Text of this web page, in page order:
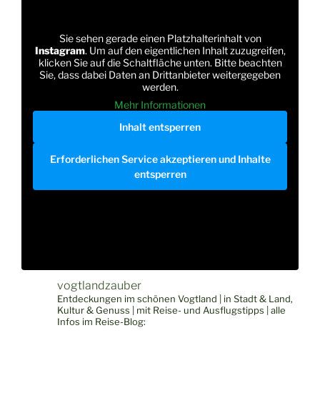
Sie sehen gerade einen Platzhalterinhalt von
Instagram. Um auf den eigentlichen Inhalt zuzugreifen,
klicken Sie auf die Schaltfläche unten. Bitte beachten
Sie, dass dabei Daten an Drittanbieter weitergegeben
werden.
Mehr Informationen
Inhalt entsperren
Erforderlichen Service akzeptieren und Inhalte
entsperren
vogtlandzauber
Entdeckungen im schönen Vogtland | in Stadt & Land,
Kultur & Genuss | mit Reise- und Ausflugstipps | alle
Infos im Reise-Blog: